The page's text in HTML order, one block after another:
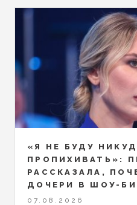
«Я НЕ БУДУ
ПРОПИХИВАТЬ»:
РАССКАЗАЛА,
ДОЧЕРИ В ШОУ-
07.08.2026